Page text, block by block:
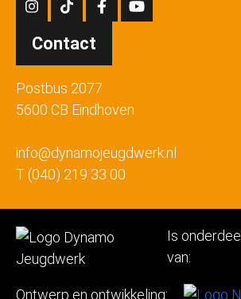
Contact
Postbus 2077
5600 CB Eindhoven
info@dynamojeugdwerk.nl
T (040) 219 33 00
Is onderdeel
van:
Ontwerp en ontwikkeling: